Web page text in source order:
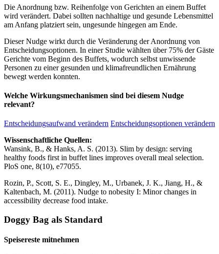
Die Anordnung bzw. Reihenfolge von Gerichten an einem Buffet
wird verändert. Dabei sollten nachhaltige und gesunde Lebensmittel
am Anfang platziert sein, ungesunde hingegen am Ende.
Dieser Nudge wirkt durch die Veränderung der Anordnung von
Entscheidungsoptionen. In einer Studie wählten über 75% der Gäste
Gerichte vom Beginn des Buffets, wodurch selbst unwissende
Personen zu einer gesunden und klimafreundlichen Ernährung
bewegt werden konnten.
Welche Wirkungsmechanismen sind bei diesem Nudge
relevant?
Entscheidungsaufwand verändern Entscheidungsoptionen verändern
Wissenschaftliche Quellen:
Wansink, B., & Hanks, A. S. (2013). Slim by design: serving
healthy foods first in buffet lines improves overall meal selection.
PloS one, 8(10), e77055.
Rozin, P., Scott, S. E., Dingley, M., Urbanek, J. K., Jiang, H., &
Kaltenbach, M. (2011). Nudge to nobesity I: Minor changes in
accessibility decrease food intake.
Doggy Bag als Standard
Speisereste mitnehmen